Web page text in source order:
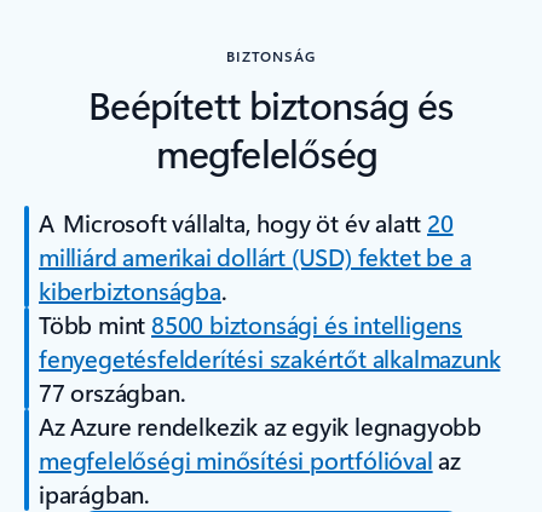
BIZTONSÁG
Beépített biztonság és
megfelelőség
A Microsoft vállalta, hogy öt év alatt 20
milliárd amerikai dollárt (USD) fektet be a
kiberbiztonságba.
Több mint8500 biztonsági és intelligens
fenyegetésfelderítési szakértőt alkalmazunk
77 országban.
Az Azure rendelkezik az egyik legnagyobb
megfelelőségi minősítési portfólióvalaz
iparágban.